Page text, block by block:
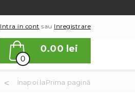
Intra in cont sau Inregistrare
0
0.00 lei
Inapoi laPrima pagină